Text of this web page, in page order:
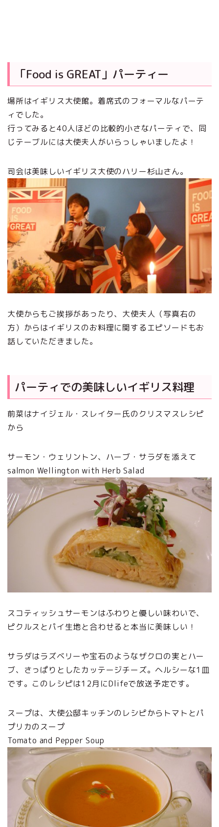
「Food is GREAT」パーティー
場所はイギリス大使館。着席式のフォーマルなパーテ
ィでした。
行ってみると40人ほどの比較的小さなパーティで、同
じテーブルには大使夫人がいらっしゃいましたよ！
司会は美味しいイギリス大使のハリー杉山さん。
大使からもご挨拶があったり、大使夫人（写真右の
方）からはイギリスのお料理に関するエピソードもお
話していただきました。
パーティでの美味しいイギリス料理
前菜はナイジェル・スレイター氏のクリスマスレシピ
から
サーモン・ウェリントン、ハーブ・サラダを添えて
salmon Wellington with Herb Salad
スコティッシュサーモンはふわりと優しい味わいで、
ピクルスとパイ生地と合わせると本当に美味しい！
サラダはラズベリーや宝石のようなザクロの実とハー
ブ、さっぱりとしたカッテージチーズ。ヘルシーな1皿
です。このレシピは12月にDlifeで放送予定です。
スープは、大使公邸キッチンのレシピからトマトとパ
プリカのスープ
Tomato and Pepper Soup